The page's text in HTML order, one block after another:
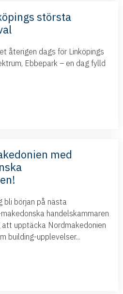
största
återigen dags för Linköpings
Ebbepark – en dag fylld
med
bli början på nästa
handelskammaren
upptäcka Nordmakedonien
building-upplevelser...